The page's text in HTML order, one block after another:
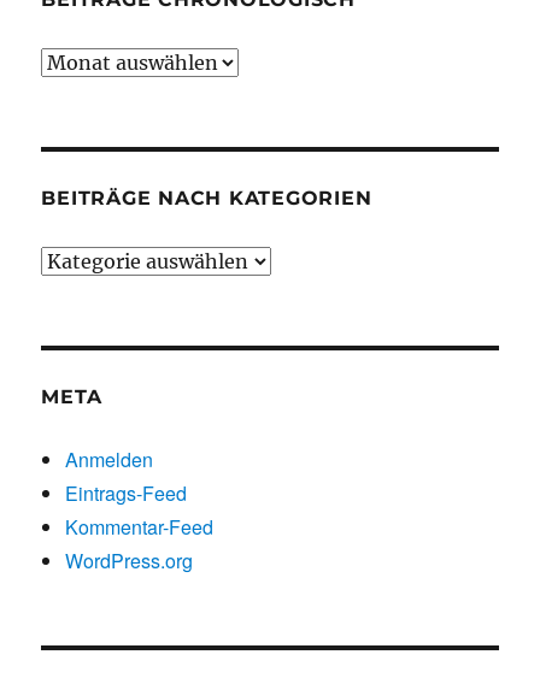
Beiträge
BEITRÄGE NACH KATEGORIEN
Beiträge
META
Anmelden
Eintrags-Feed
Kommentar-Feed
WordPress.org